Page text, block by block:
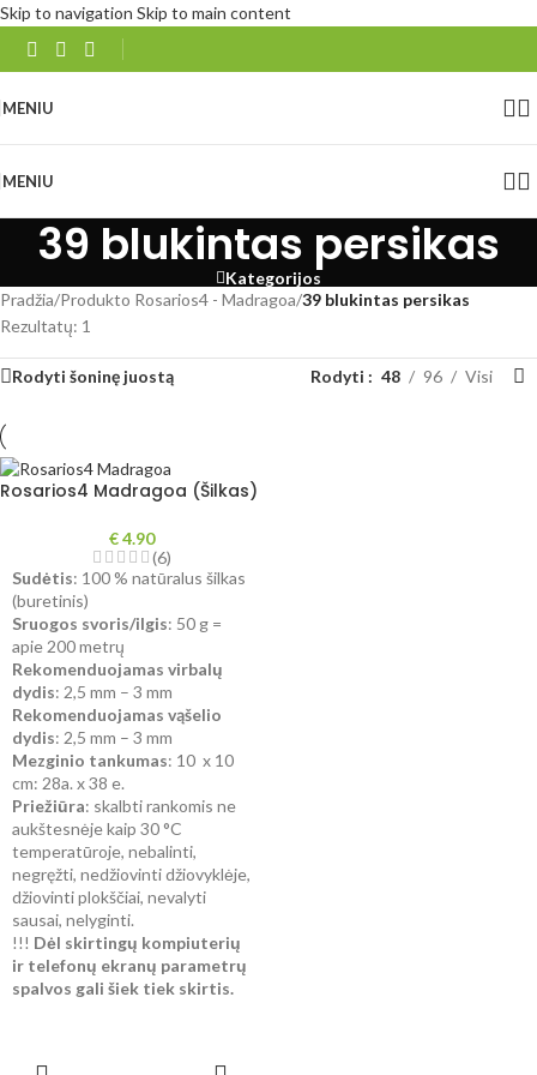
Skip to navigation Skip to main content
MENIU
MENIU
39 blukintas persikas
Kategorijos
Pradžia/Produkto Rosarios4 - Madragoa/39 blukintas persikas
Rezultatų: 1
Rodyti šoninę juostą Rodyti 48 96 Visi
Rosarios4 Madragoa (Šilkas)
€4.90
(6)
Sudėtis: 100 % natūralus šilkas
(buretinis)
Sruogos svoris/ilgis: 50 g =
apie 200 metrų
Rekomenduojamas virbalų
dydis: 2,5 mm – 3 mm
Rekomenduojamas vąšelio
dydis: 2,5 mm – 3 mm
Mezginio tankumas: 10 x 10
cm: 28a. x 38 e.
Priežiūra: skalbti rankomis ne
aukštesnėje kaip 30 °C
temperatūroje, nebalinti,
negręžti, nedžiovinti džiovyklėje,
džiovinti plokščiai, nevalyti
sausai, nelyginti.
!!! Dėl skirtingų kompiuterių
ir telefonų ekranų parametrų
spalvos gali šiek tiek skirtis.